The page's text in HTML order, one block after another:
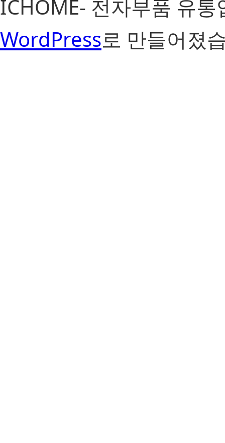
ICHOME- 전자부품 유
WordPress로 만들어졌